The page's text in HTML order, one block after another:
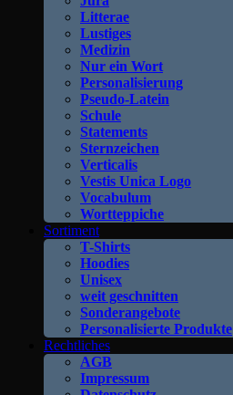
Litterae
Lustiges
Medizin
Nur ein Wort
Personalisierung
Pseudo-Latein
Schule
Statements
Sternzeichen
Verticalis
Vestis Unica Logo
Vocabulum
Wortteppiche
Sortiment
T-Shirts
Hoodies
Unisex
weit geschnitten
Sonderangebote
Personalisierte Produkte
Rechtliches
AGB
Impressum